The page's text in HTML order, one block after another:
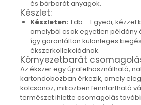
Kiegészítők
Környezettudatos termékek
Kenyérzsák
Méhviaszos csomagoló
élelmiszereknek
Újraszalvéta szendvicsnek
Nasi - tasi
Kozmetikai korong
Textil edény- és tányérhuzat
és bőrbarát anyagok.
Készlet:
Készleten: 1 db – Egyedi, kézzel
amelyből csak egyetlen példány
így garantáltan különleges
ékszerkollekciódnak.
Környezetbarát
Az ékszer egy újrafelhasználható,
kartondobozban érkezik, amely
kölcsönöz, miközben fenntartható
természet ihlette csomagolás